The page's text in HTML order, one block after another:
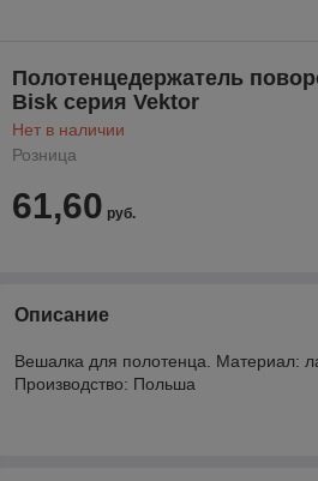
Полотенцедержатель
Bisk серия Vektor
Нет в наличии
Розница
61,60 руб.
Описание
Вешалка для полотенца. Материал:
Производство: Польша